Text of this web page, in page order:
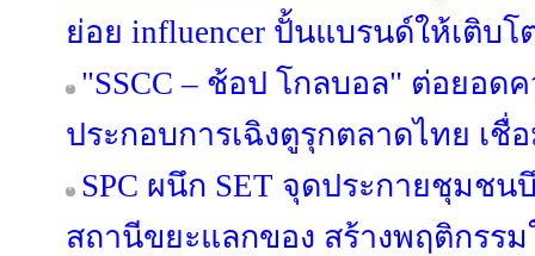
ย่อย influencer ปั้นแบรนด์ให้เติบโ
"SSCC – ช้อป โกลบอล" ต่อยอด
ประกอบการเฉิงตูรุกตลาดไทย เชื่
SPC ผนึก SET จุดประกายชุมช
สถานีขยะแลกของ สร้างพฤติกรร